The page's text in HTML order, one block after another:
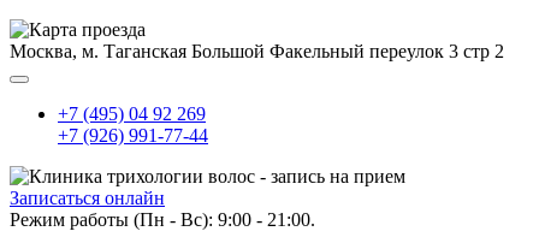
Москва, м. Таганская Большой Факельный переулок 3 стр 2
+7 (495) 04 92 269
+7 (926) 991-77-44
Записаться онлайн
Режим работы (Пн - Вс): 9:00 - 21:00.